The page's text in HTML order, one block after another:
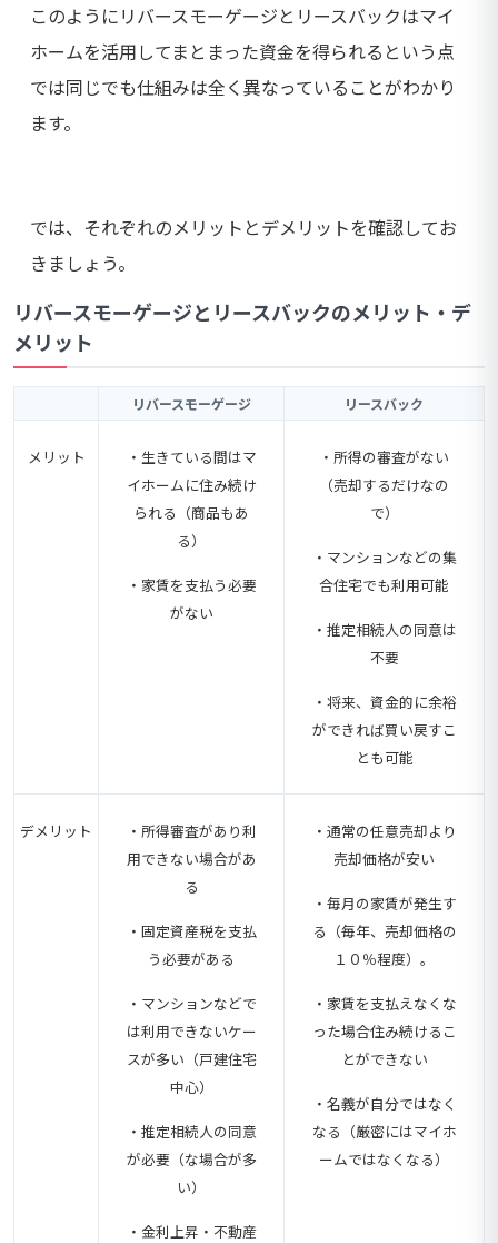
このようにリバースモーゲージとリースバックはマイ
ホームを活用してまとまった資金を得られるという点
では同じでも仕組みは全く異なっていることがわかり
ます。
では、それぞれのメリットとデメリットを確認してお
きましょう。
リバースモーゲージとリースバックのメリット・デ
メリット
リバースモーゲージ リースバック
メリット
・生きている間はマ
イホームに住み続け
られる（商品もあ
る）
・家賃を支払う必要
がない
・所得の審査がない
（売却するだけなの
で）
・マンションなどの集
合住宅でも利用可能
・推定相続人の同意は
不要
・将来、資金的に余裕
ができれば買い戻すこ
とも可能
デメリット
・所得審査があり利
用できない場合があ
る
・固定資産税を支払
う必要がある
・マンションなどで
は利用できないケー
スが多い（戸建住宅
中心）
・推定相続人の同意
が必要（な場合が多
い）
・金利上昇・不動産
・通常の任意売却より
売却価格が安い
・毎月の家賃が発生す
る（毎年、売却価格の
１０％程度）。
・家賃を支払えなくな
った場合住み続けるこ
とができない
・名義が自分ではなく
なる（厳密にはマイホ
ームではなくなる）